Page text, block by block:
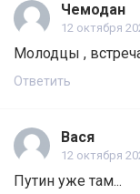
Чемодан
12 октября
Молодцы ,
Ответить
Вася
12 октября
Путин уже там...